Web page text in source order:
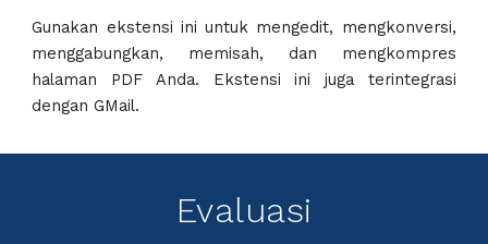
Gunakan ekstensi ini untuk mengedit, mengkonversi,
menggabungkan, memisah, dan mengkompres
halaman PDF Anda. Ekstensi ini juga terintegrasi
dengan GMail.
Evaluasi